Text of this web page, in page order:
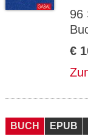
96
€
BUCH EPUB